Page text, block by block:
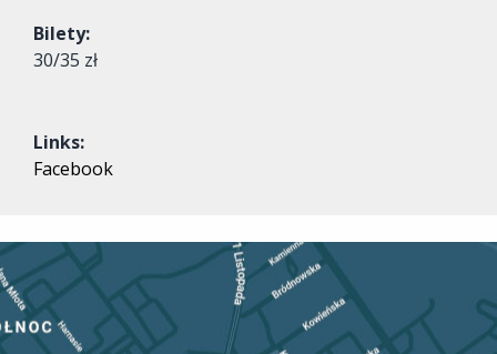
Bilety:
30/35 zł
Links:
Facebook